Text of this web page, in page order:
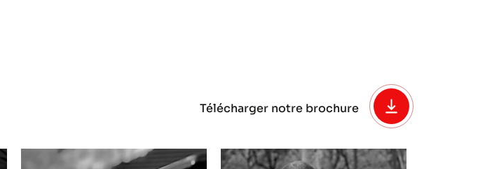
Télécharger notre brochure